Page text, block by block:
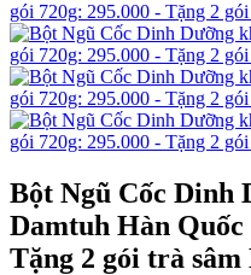
Bột Ngũ Cốc Dinh
Damtuh Hàn Quốc
Tặng 2 gói trà sâm